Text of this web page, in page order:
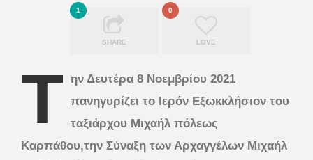
1
SHARE
0
LOVE
Τ
ην Δευτέρα 8 Νοεμβρίου 2021
πανηγυρίζει το Ιερόν Εξωκκλήσιον του
ταξιάρχου Μιχαήλ πόλεως
Καρπάθου,την Σύναξη των Αρχαγγέλων Μιχαήλ